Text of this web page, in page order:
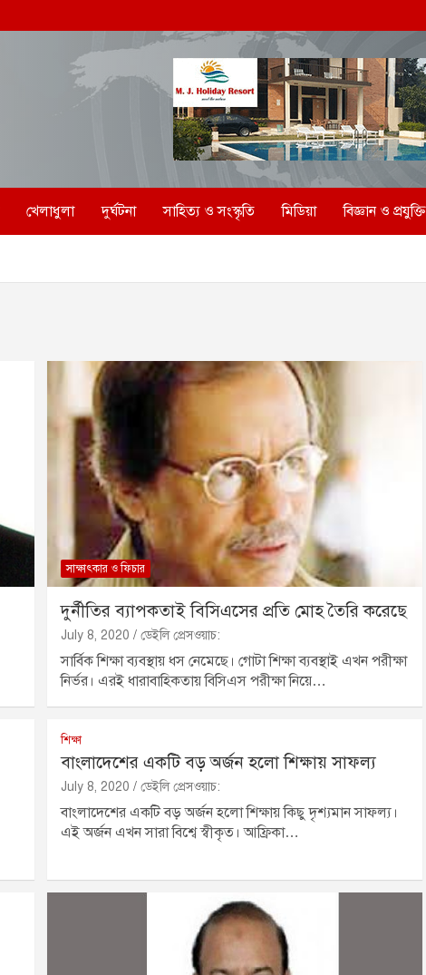
খেলাধুলা দুর্ঘটনা সাহিত্য ও সংস্কৃতি মিডিয়া বিজ্ঞান ও প্রযুক্তি
সাক্ষাৎকার ও ফিচার
দুর্নীতির ব্যাপকতাই বিসিএসের প্রতি মোহ তৈরি করেছে
July 8, 2020 ডেইলি প্রেসওয়াচ:
সার্বিক শিক্ষা ব্যবস্থায় ধস নেমেছে। গোটা শিক্ষা ব্যবস্থাই এখন পরীক্ষা
নির্ভর। এরই ধারাবাহিকতায় বিসিএস পরীক্ষা নিয়ে…
শিক্ষা
বাংলাদেশের একটি বড় অর্জন হলো শিক্ষায় সাফল্য
July 8, 2020 ডেইলি প্রেসওয়াচ:
বাংলাদেশের একটি বড় অর্জন হলো শিক্ষায় কিছু দৃশ্যমান সাফল্য।
এই অর্জন এখন সারা বিশ্বে স্বীকৃত। আফ্রিকা…